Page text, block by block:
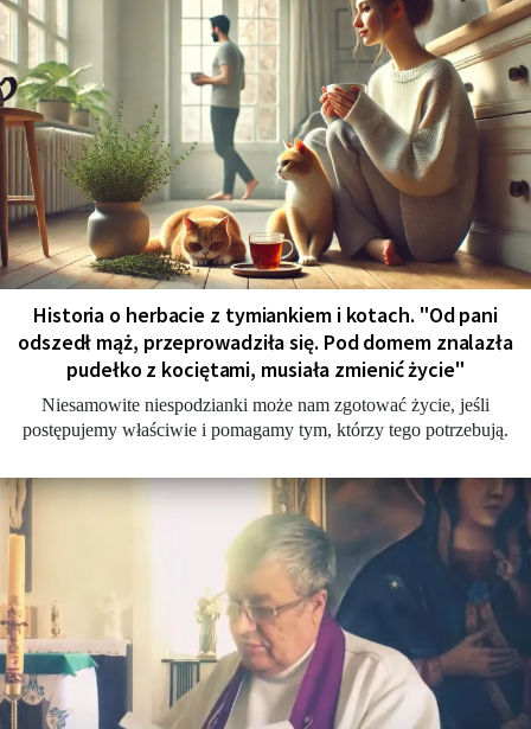
Historia o herbacie z tymiankiem i kotach. "Od pani
odszedł mąż, przeprowadziła się. Pod domem znalazła
pudełko z kociętami, musiała zmienić życie"
Niesamowite niespodzianki może nam zgotować życie, jeśli
postępujemy właściwie i pomagamy tym, którzy tego potrzebują.